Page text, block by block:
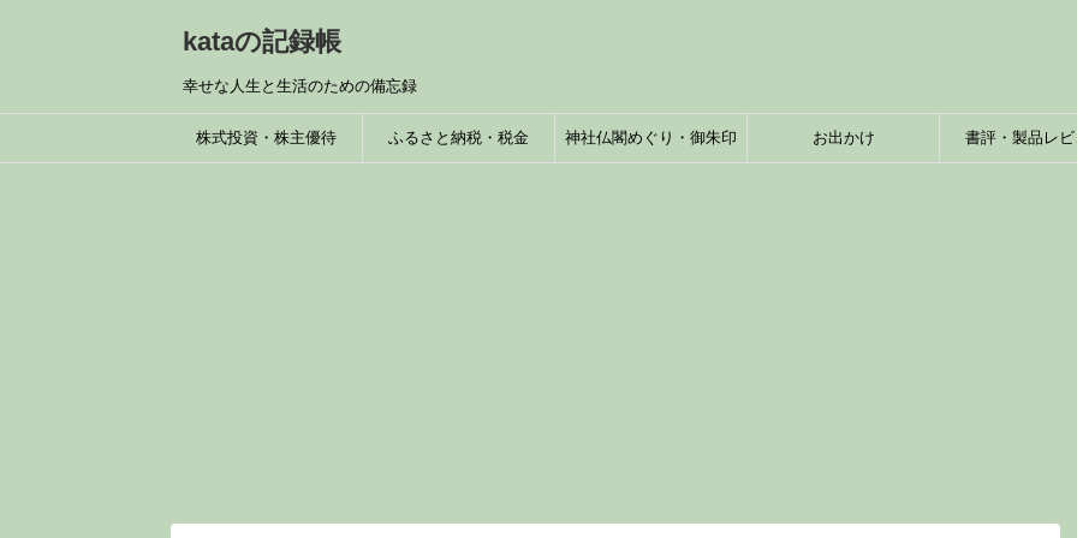
kataの記録帳
幸せな人生と生活のための備忘録
株式投資・株主優待 ふるさと納税・税金 神社仏閣めぐり・御朱印 お出かけ 書評・製品レビ